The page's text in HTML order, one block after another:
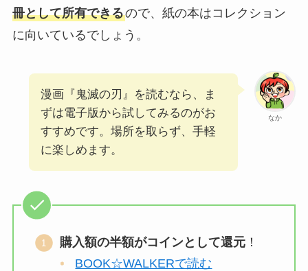
冊として所有できるので、紙の本はコレクション
に向いているでしょう。
なか
漫画『鬼滅の刃』を読むなら、ま
ずは電子版から試してみるのがお
すすめです。場所を取らず、手軽
に楽しめます。
購入額の半額がコインとして還元 ！
BOOK☆WALKERで読む